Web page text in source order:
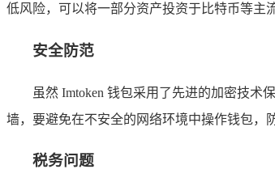
低风险，可以将一部分资产投资于比特币等主
安全防范
虽然 Imtoken 钱包采用了先进的加密技
墙，要避免在不安全的网络环境中操作钱包，
税务问题